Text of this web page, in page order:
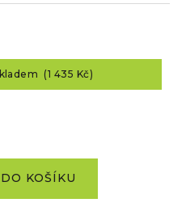
(1 435 Kč)
DO KOŠÍKU